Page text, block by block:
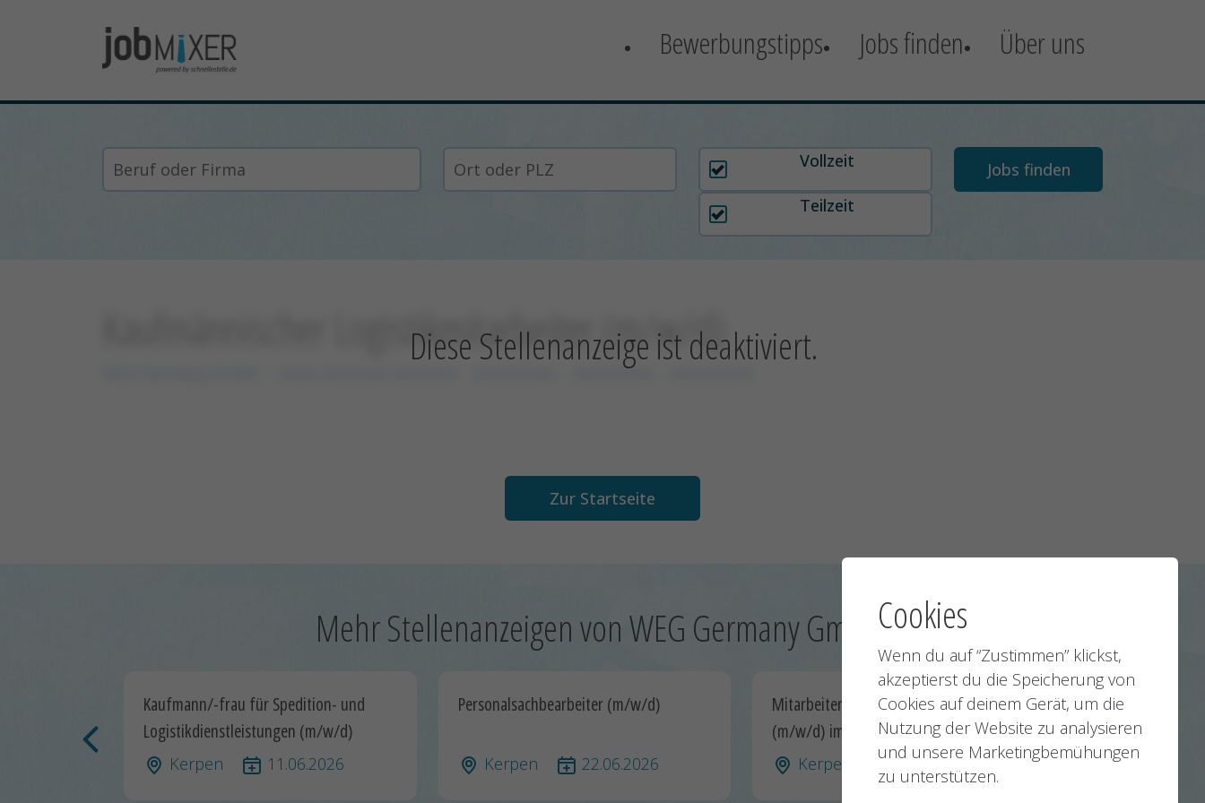
Bewerbungstipps Jobs finden Über uns
Arbeitszeit auswählen
Vollzeit
Teilzeit
Diese Stellenanzeige ist deaktiviert.
Kaufmännischer Logistikmitarbeiter (m/w/d)
xxxxxxxxxx
Zur Startseite
Mehr Stellenanzeigen von WEG Germany GmbH:
Kaufmann/-frau für Spedition- und
Logistikdienstleistungen (m/w/d)
Kerpen 11.06.2026
Personalsachbearbeiter (m/w/d)
Kerpen 22.06.2026
Mitarbeiter Vertriebsinnendienst
(m/w/d) im Bereich Zoll & Export
Kerpen 25.06.2026
Ingenieur/
technischen
Kerpen
Cookies
Wenn du auf “Zustimmen” klickst,
akzeptierst du die Speicherung von
Cookies auf deinem Gerät, um die
Nutzung der Website zu analysieren
und unsere Marketingbemühungen
zu unterstützen.